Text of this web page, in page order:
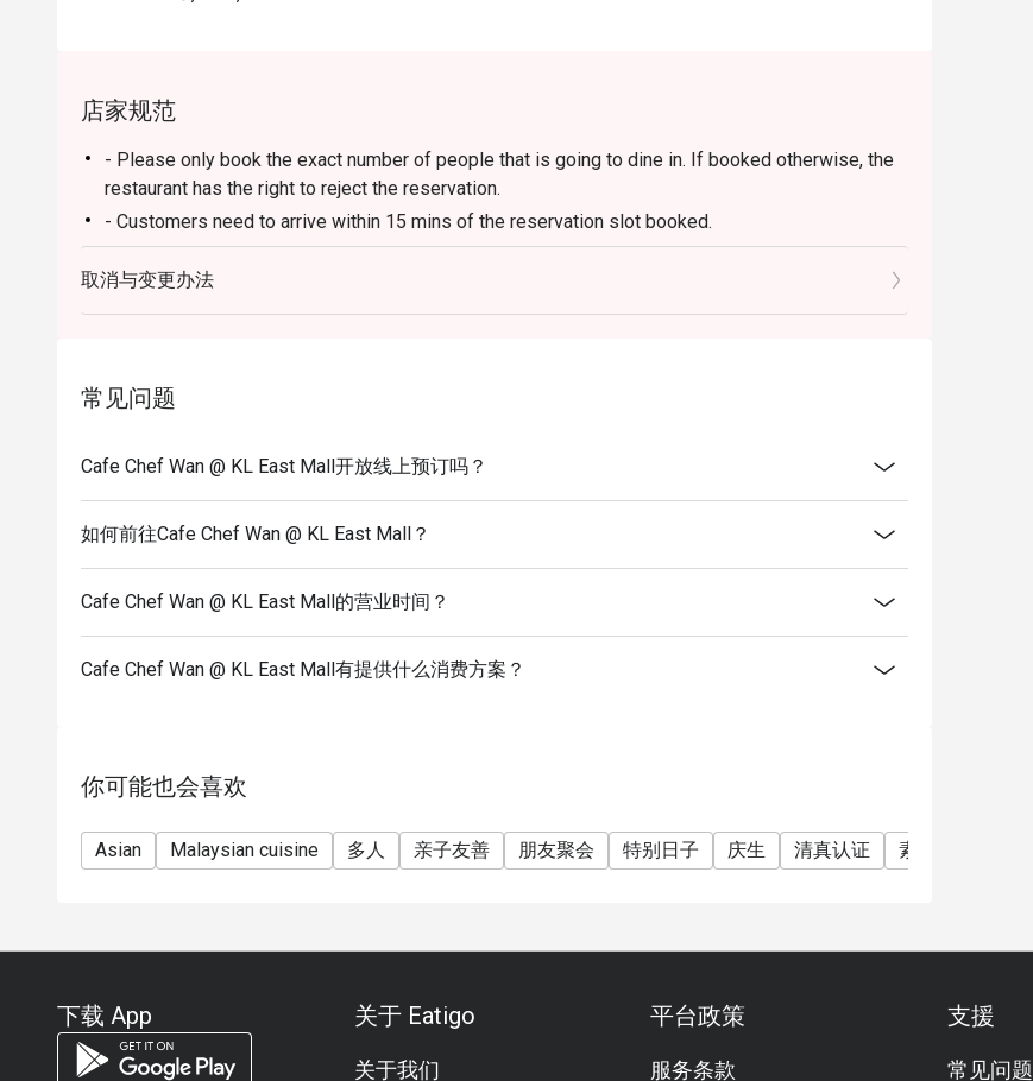
店家规范
- Please only book the exact number of people that is going to dine in. If booked otherwise, the
restaurant has the right to reject the reservation.
- Customers need to arrive within 15 mins of the reservation slot booked.
- Customers are required to dine in for 1 hour and 30 mins only.
取消与变更办法
常见问题
Cafe Chef Wan @ KL East Mall开放线上预订吗？
如何前往Cafe Chef Wan @ KL East Mall？
Cafe Chef Wan @ KL East Mall的营业时间？
Cafe Chef Wan @ KL East Mall有提供什么消费方案？
你可能也会喜欢
Asian Malaysian cuisine 多人 亲子友善 朋友聚会 特别日子 庆生 清真认证 素食友善
下载 App 关于 Eatigo
关于我们
平台政策
服务条款
支援
常见问题